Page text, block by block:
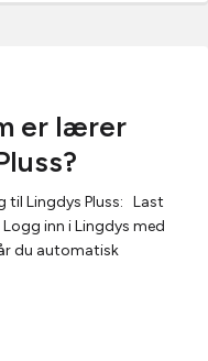
er lærer
til Lingdys Pluss: Last
inn i Lingdys med
du automatisk